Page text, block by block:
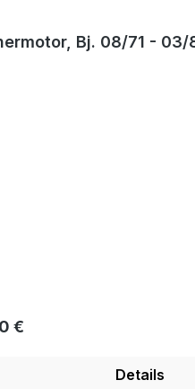
Bj. 08/71 - 03/
Preis:
€
Details